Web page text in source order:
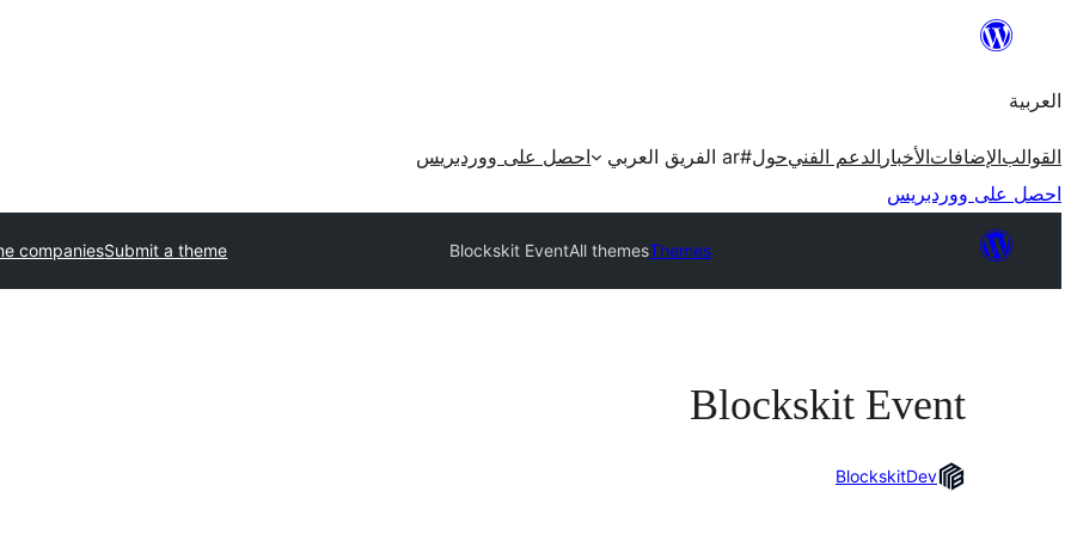
المحتوى
العربية
القوالبالإضافاتالأخبار الدعم الفنيحول#ar الفريق العربي
احصل على ووردبريس
احصل على ووردبريس
Themes
All themes
Blockskit Event
Submit a theme
companies
Blockskit Event
BlockskitDev